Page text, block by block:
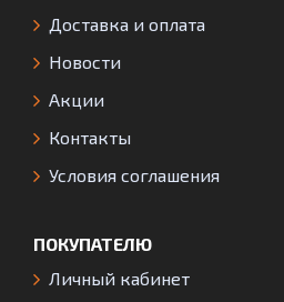
Доставка и оплата
Новости
Акции
Контакты
Условия соглашения
ПОКУПАТЕЛЮ
Личный кабинет